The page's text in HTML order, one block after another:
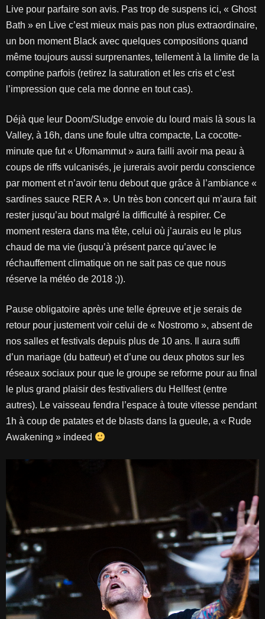
Live pour parfaire son avis. Pas trop de suspens ici, « Ghost
Bath » en Live c’est mieux mais pas non plus extraordinaire,
un bon moment Black avec quelques compositions quand
même toujours aussi surprenantes, tellement à la limite de la
comptine parfois (retirez la saturation et les cris et c’est
l’impression que cela me donne en tout cas).
Déjà que leur Doom/Sludge envoie du lourd mais là sous la
Valley, à 16h, dans une foule ultra compacte, La cocotte-
minute que fut « Ufomammut » aura failli avoir ma peau à
coups de riffs vulcanisés, je jurerais avoir perdu conscience
par moment et n’avoir tenu debout que grâce à l’ambiance «
sardines sauce RER A ». Un très bon concert qui m’aura fait
rester jusqu’au bout malgré la difficulté à respirer. Ce
moment restera dans ma tête, celui où j’aurais eu le plus
chaud de ma vie (jusqu’à présent parce qu’avec le
réchauffement climatique on ne sait pas ce que nous
réserve la météo de 2018 ;)).
Pause obligatoire après une telle épreuve et je serais de
retour pour justement voir celui de « Nostromo », absent de
nos salles et festivals depuis plus de 10 ans. Il aura suffi
d’un mariage (du batteur) et d’une ou deux photos sur les
réseaux sociaux pour que le groupe se reforme pour au final
le plus grand plaisir des festivaliers du Hellfest (entre
autres). Le vaisseau fendra l’espace à toute vitesse pendant
1h à coup de patates et de blasts dans la gueule, a « Rude
Awakening » indeed